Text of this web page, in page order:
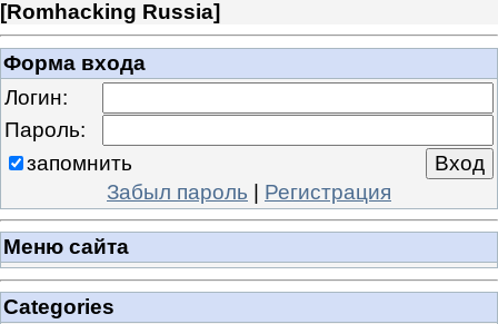
[Romhacking Russia]
Форма входа
Логин:
Пароль:
запомнить
Забыл пароль | Регистрация
Меню сайта
Categories